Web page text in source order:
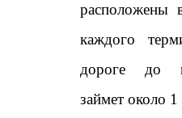
расположены
каждого
дороге до
займет около 1